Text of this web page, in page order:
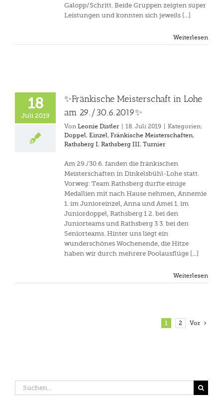
Galopp/Schritt. Beide Gruppen zeigten super
Leistungen und konnten sich jeweils [...]
Weiterlesen
18
Juli 2019
✨Fränkische Meisterschaft in Lohe
am 29./30.6.2019✨
Von Leonie Distler 18. Juli 2019
Kategorien:
Doppel, Einzel, Fränkische Meisterschaften,
Rathsberg I, Rathsberg III, Turnier
Am 29./30.6. fanden die fränkischen
Meisterschaften in Dinkelsbühl-Lohe statt.
Vorweg: Team Rathsberg durfte einige
Medallien mit nach Hause nehmen, Annemie
1. im Junioreinzel, Anna und Amei 1. im
Juniordoppel, Rathsberg 1 2. bei den
Juniorteams und Rathsberg 3 3. bei den
Seniorteams. Hinter uns liegt ein
wunderschönes Wochenende, die Hitze
haben wir durch mehrere Poolausflüge [...]
Weiterlesen
1 2 Vor
Suche
nach: